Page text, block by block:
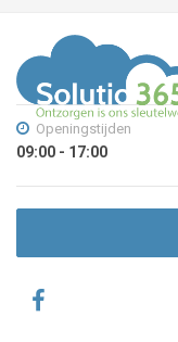
Openingstijden
09:00 - 17:00